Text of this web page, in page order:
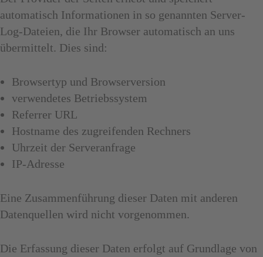
automatisch Informationen in so genannten Server-
Log-Dateien, die Ihr Browser automatisch an uns
übermittelt. Dies sind:
Browsertyp und Browserversion
verwendetes Betriebssystem
Referrer URL
Hostname des zugreifenden Rechners
Uhrzeit der Serveranfrage
IP-Adresse
Eine Zusammenführung dieser Daten mit anderen
Datenquellen wird nicht vorgenommen.
Die Erfassung dieser Daten erfolgt auf Grundlage von